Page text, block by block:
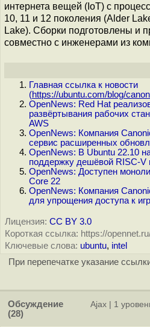
интернета вещей (IoT) с
10, 11 и 12 поколения (Alder
Lake). Сборки подготовлены и
совместно с инженерами из
Главная ссылка к новости
(https://ubuntu.com/blog/
OpenNews: Red Hat
развёртывания рабочих
AWS
OpenNews: Компания
сервис расширенных
OpenNews: В Ubuntu 22.10
поддержку дешёвой RISC-V
OpenNews: Доступен
Core 22
OpenNews: Компания
для упрощения доступа к
Лицензия: CC BY 3.0
Короткая ссылка: https://
Ключевые слова: ubuntu, intel
При перепечатке указание
Обсуждение
(28)
Ajax 1